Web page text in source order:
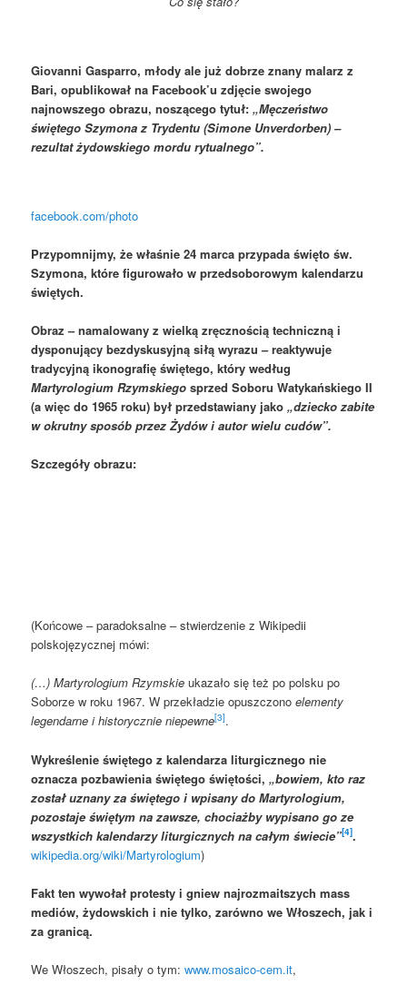
GiovanniGasparro, młody ale już dobrze znany malarz z
Bari, opublikował na Facebook’u zdjęcie swojego
najnowszego obrazu, noszącego tytuł:„Męczeństwo
świętego Szymona z Trydentu (Simone Unverdorben) –
rezultat żydowskiego mordu rytualnego”.
facebook.com/photo
Przypomnijmy, że właśnie 24 marca przypada święto św.
Szymona, które figurowało w przedsoborowym kalendarzu
świętych.
Obraz – namalowany z wielką zręcznością techniczną i
dysponujący bezdyskusyjną siłą wyrazu – reaktywuje
tradycyjną ikonografię świętego, który według
Martyrologium Rzymskiegosprzed Soboru Watykańskiego II
(a więc do 1965 roku) był przedstawiany jako„dziecko zabite
w okrutny sposób przez Żydów i autor wielu cudów”.
Szczegóły obrazu:
(Końcowe – paradoksalne – stwierdzenie z Wikipedii
polskojęzycznej mówi:
(…) Martyrologium Rzymskie ukazało się też po polsku po
Soborze w roku 1967. W przekładzie opuszczonoelementy
legendarne i historycznie niepewne[3].
Wykreślenie świętego z kalendarza liturgicznego nie
oznacza pozbawienia świętego świętości,„bowiem, kto raz
został uznany za świętego i wpisany do Martyrologium,
pozostaje świętym na zawsze, chociażby wypisano go ze
wszystkich kalendarzy liturgicznych na całym świecie”[4].
wikipedia.org/wiki/Martyrologium)
Fakt ten wywołał protesty i gniew najrozmaitszych mass
mediów, żydowskich i nie tylko, zarówno we Włoszech, jak i
za granicą.
We Włoszech, pisały o tym:www.mosaico-cem.it,